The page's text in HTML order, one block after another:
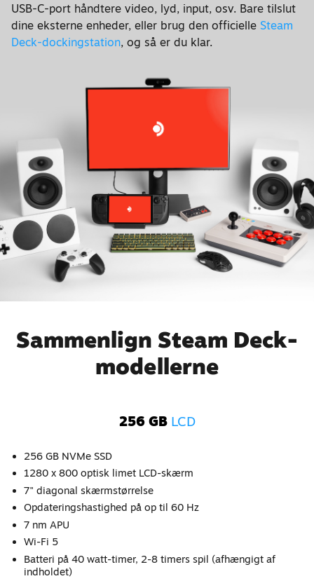
USB-C-port håndtere video, lyd, input, osv. Bare tilslut
dine eksterne enheder, eller brug den officielleSteam
Deck-dockingstation, og så er du klar.
Sammenlign Steam Deck-
modellerne
256 GB LCD
256 GB NVMe SSD
1280 x 800 optisk limet LCD-skærm
7" diagonal skærmstørrelse
Opdateringshastighed på op til 60 Hz
7 nm APU
Wi-Fi 5
Batteri på 40 watt-timer, 2-8 timers spil (afhængigt af
indholdet)